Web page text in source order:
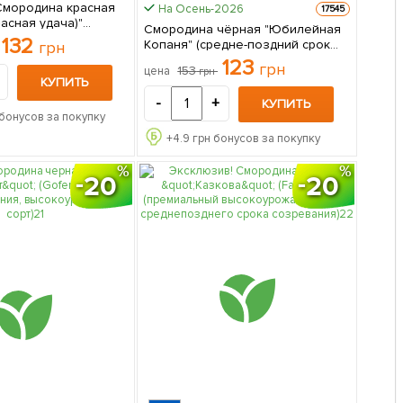
красная
удача)"
срок
крупные,
ягоды) 1
132 грн
КУПИТЬ
за покупку
На Осень-2026 17545
Смородина чёрная "Юбилейная
Копаня" (средне-поздний срок
созревания) 1 саженец в
упаковке
цена 153грн 123 грн
- + КУПИТЬ
+4.9 грн бонусов за покупку
20 20